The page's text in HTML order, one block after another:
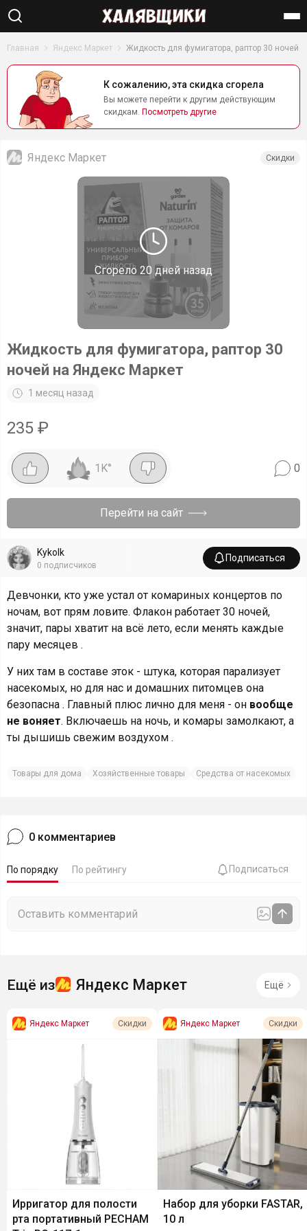
Найти
Главная Яндекс Маркет Жидкость для фумигатора, раптор 30 ночей
К сожалению, эта скидка сгорела
Вы можете перейти к другим действующим
скидкам. Посмотреть другие
Сгорело 20 дней назад
Яндекс Маркет Скидки
Жидкость для фумигатора, раптор 30
ночей на Яндекс Маркет
1 месяц назад
235 ₽
1K° 0
Перейти на сайт
Kykolk
0 подписчиков
Подписаться
Девчонки, кто уже устал от комариных концертов по
ночам, вот прям ловите. Флакон работает 30 ночей,
значит, пары хватит на всё лето, если менять каждые
пару месяцев .
У них там в составе эток - штука, которая парализует
насекомых, но для нас и домашних питомцев она
безопасна . Главный плюс лично для меня - он вообще
не воняет. Включаешь на ночь, и комары замолкают, а
ты дышишь свежим воздухом .
Товары для дома Хозяйственные товары Средства от насекомых
0 комментариев
По порядку По рейтингу Подписаться
Ещё из Яндекс Маркет Ещё
Яндекс Маркет Скидки
Ирригатор для полости
рта портативный PECHAM
Яндекс Маркет Скидки
Набор для уборки FASTAR,
10 л